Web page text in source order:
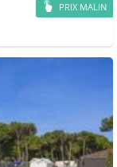
PRIX MALIN